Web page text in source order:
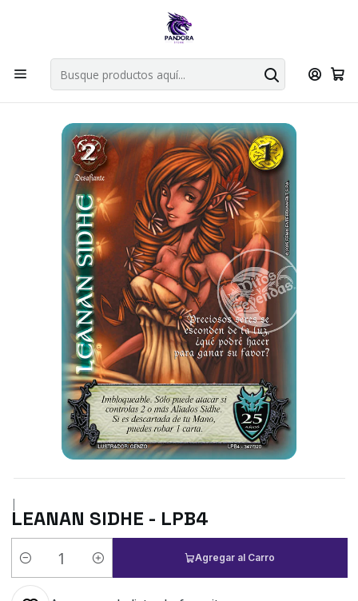
Por compras en cartas singles superiores a 49.990 el envio es
Explorar singles
Inicio Juegos de cartas TCG Mitos y Leyendas TCG
Singles Primer Bloque MYL Aliado LEANAN SIDHE - LPB4
|
LEANAN SIDHE - LPB4
Cantidad
Agregar al Carro